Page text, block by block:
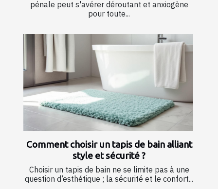
pénale peut s'avérer déroutant et anxiogène
pour toute...
Comment choisir un tapis de bain alliant
style et sécurité ?
Choisir un tapis de bain ne se limite pas à une
question d’esthétique ; la sécurité et le confort...